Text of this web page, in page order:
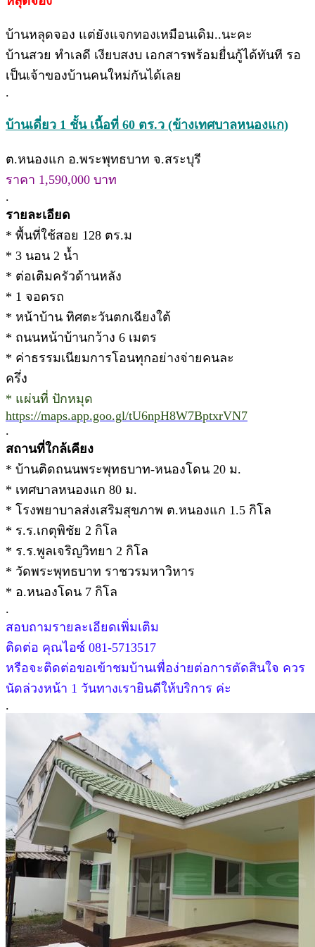
บ้านหลุดจอง แต่ยังแจกทองเหมือนเดิม..นะคะ
บ้านสวย ทำเลดี เงียบสงบ เอกสารพร้อมยื่นกู้ได้ทันที รอ
เป็นเจ้าของบ้านคนใหม่กันได้เลย
.
บ้านเดี่ยว 1 ชั้น เนื้อที่ 60 ตร.ว (ข้างเทศบาลหนองแก)
ต.หนองแก อ.พระพุทธบาท จ.สระบุรี
ราคา 1,590,000 บาท
.
รายละเอียด
* พื้นที่ใช้สอย 128 ตร.ม
* 3 นอน 2 น้ำ
* ต่อเติมครัวด้านหลัง
* 1 จอดรถ
* หน้าบ้าน ทิศตะวันตกเฉียงใต้
* ถนนหน้าบ้านกว้าง 6 เมตร
* ค่าธรรมเนียมการโอนทุกอย่างจ่ายคนละ
ครึ่ง
* แผ่นที่ ปักหมุด
https://maps.app.goo.gl/tU6npH8W7BptxrVN7
.
สถานที่ใกล้เคียง
* บ้านติดถนนพระพุทธบาท-หนองโดน 20 ม.
* เทศบาลหนองแก 80 ม.
* โรงพยาบาลส่งเสริมสุขภาพ ต.หนองแก 1.5 กิโล
* ร.ร.เกตุพิชัย 2 กิโล
* ร.ร.พูลเจริญวิทยา 2 กิโล
* วัดพระพุทธบาท ราชวรมหาวิหาร
* อ.หนองโดน 7 กิโล
.
สอบถามรายละเอียดเพิ่มเติม
ติดต่อ คุณไอซ์ 081-5713517
หรือจะติดต่อขอเข้าชมบ้านเพื่อง่ายต่อการตัดสินใจ ควร
นัดล่วงหน้า 1 วันทางเรายินดีให้บริการ ค่ะ
.